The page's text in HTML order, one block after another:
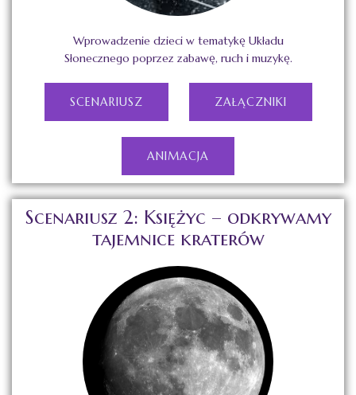
Wprowadzenie dzieci w tematykę Układu
Słonecznego poprzez zabawę, ruch i muzykę.
SCENARIUSZ ZAŁĄCZNIKI
ANIMACJA
Scenariusz 2: Księżyc – odkrywamy
tajemnice kraterów